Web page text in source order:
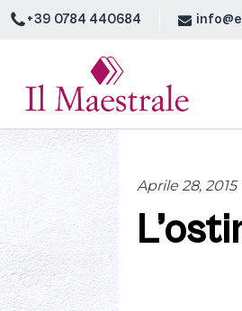
+39 0784 440684
Aprile 28, 2015